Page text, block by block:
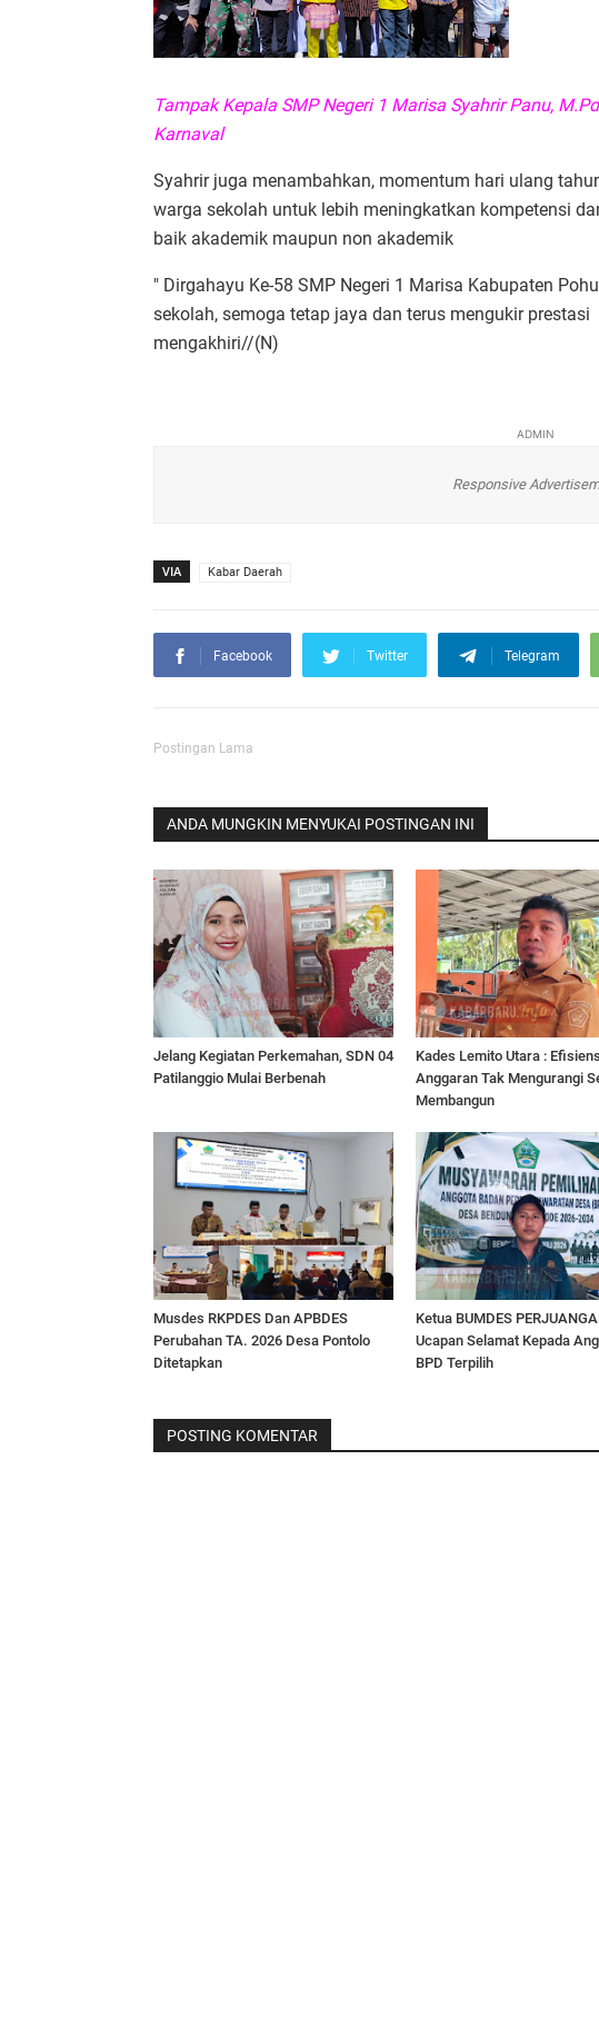
Tampak Kepala SMP Negeri 1 Marisa Syahrir Panu,
Karnaval
Syahrir juga menambahkan, momentum hari ulang
warga sekolah untuk lebih meningkatkan kompetensi
baik akademik maupun non akademik
" Dirgahayu Ke-58 SMP Negeri 1 Marisa Kabupaten
sekolah, semoga tetap jaya dan terus mengukir
mengakhiri//(N)
ADMIN
Responsive
VIA Kabar Daerah
Facebook Twitter Telegram
Postingan Lama
ANDA MUNGKIN MENYUKAI POSTINGAN INI
Jelang Kegiatan Perkemahan, SDN 04
Patilanggio Mulai Berbenah
Kades Lemito Utara :
Anggaran Tak Mengurangi
Membangun
Musdes RKPDES Dan APBDES
Perubahan TA. 2026 Desa Pontolo
Ditetapkan
Ketua BUMDES
Ucapan Selamat Kepada
BPD Terpilih
POSTING KOMENTAR